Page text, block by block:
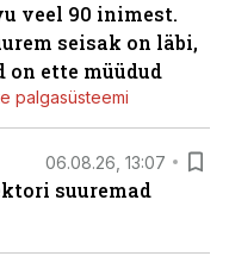
veel 90 inimest.
seisak on läbi,
on ette müüdud
palgasüsteemi
06.08.26, 13:07
suuremad